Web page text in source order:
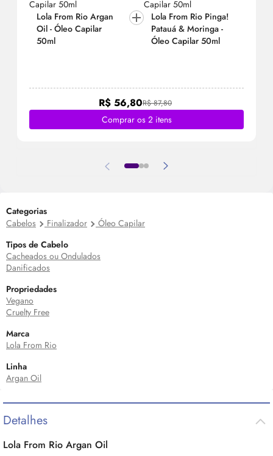
Lola From Rio Argan
Oil - Óleo Capilar
50ml
Lola From Rio Pinga!
Patauá & Moringa -
Óleo Capilar 50ml
R$ 87,80
R$ 56,80
Comprar os 2 itens
Categorias
Cabelos
Finalizador
Óleo Capilar
Tipos de Cabelo
Cacheados ou Ondulados
Danificados
Propriedades
Vegano
Cruelty Free
Marca
Lola From Rio
Linha
Argan Oil
Detalhes
Lola From Rio Argan Oil